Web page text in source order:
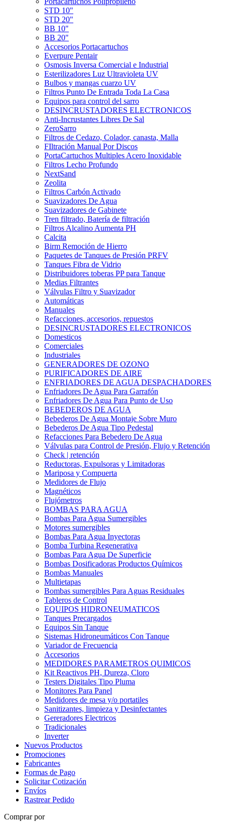
STD 10"
STD 20"
BB 10"
BB 20"
Accesorios Portacartuchos
Everpure Pentair
Osmosis Inversa Comercial e Industrial
Esterilizadores Luz Ultravioleta UV
Bulbos y mangas cuarzo UV
Filtros Punto De Entrada Toda La Casa
Equipos para control del sarro
DESINCRUSTADORES ELECTRONICOS
Anti-Incrustantes Libres De Sal
ZeroSarro
Filtros de Cedazo, Colador, canasta, Malla
FIltración Manual Por Discos
PortaCartuchos Multiples Acero Inoxidable
Filtros Lecho Profundo
NextSand
Zeolita
Filtros Carbón Activado
Suavizadores De Agua
Suavizadores de Gabinete
Tren filtrado, Batería de filtración
Filtros Alcalino Aumenta PH
Calcita
Birm Remoción de Hierro
Paquetes de Tanques de Presión PRFV
Tanques Fibra de Vidrio
Distribuidores toberas PP para Tanque
Medias Filtrantes
Válvulas Filtro y Suavizador
Automáticas
Manuales
Refacciones, accesorios, repuestos
DESINCRUSTADORES ELECTRONICOS
Domesticos
Comerciales
Industriales
GENERADORES DE OZONO
PURIFICADORES DE AIRE
ENFRIADORES DE AGUA DESPACHADORES
Enfriadores De Agua Para Garrafón
Enfriadores De Agua Para Punto de Uso
BEBEDEROS DE AGUA
Bebederos De Agua Montaje Sobre Muro
Bebederos De Agua Tipo Pedestal
Refacciones Para Bebedero De Agua
Válvulas para Control de Presión, Flujo y Retención
Check | retención
Reductoras, Expulsoras y Limitadoras
Mariposa y Compuerta
Medidores de Flujo
Magnéticos
Flujómetros
BOMBAS PARA AGUA
Bombas Para Agua Sumergibles
Motores sumergibles
Bombas Para Agua Inyectoras
Bomba Turbina Regenerativa
Bombas Para Agua De Superficie
Bombas Dosificadoras Productos Químicos
Bombas Manuales
Multietapas
Bombas sumergibles Para Aguas Residuales
Tableros de Control
EQUIPOS HIDRONEUMATICOS
Tanques Precargados
Equipos Sin Tanque
Sistemas Hidroneumáticos Con Tanque
Variador de Frecuencia
Accesorios
MEDIDORES PARAMETROS QUIMICOS
Kit Reactivos PH, Dureza, Cloro
Testers Digitales Tipo Pluma
Monitores Para Panel
Medidores de mesa y/o portatiles
Sanitizantes, limpieza y Desinfectantes
Gereradores Electricos
Tradicionales
Inverter
Nuevos Productos
Promociones
Fabricantes
Formas de Pago
Solicitar Cotización
Envíos
Rastrear Pedido
Comprar por